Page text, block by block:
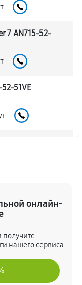
7 AN715-52-
51VE
AN715-52-51VE
онлайн-
получите
нашего сервиса